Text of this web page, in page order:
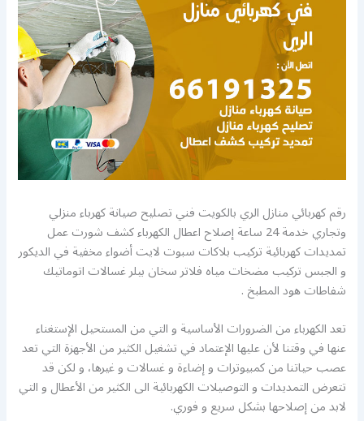
رقم كهربائي منازل الري بالكويت فني تصليح صيانة كهرباء منزلي
وتجاري خدمة 24 ساعة إصلاح اعطال الكهرباء كشف شورت عمل
تمديدات كهربائية تركيب بلاكات سبوت لايت أضواء مخفية في الديكور
و الجبس تركيب مضخات مياه فلاتر سخان بيلر غسالات اتوماتيك
شفاطات هود المطبخ .
تعد الكهرباء من الضرورات الأساسية و التي من المستحيل الإستغناء
عنها في وقتنا لأن عليها الإعتماد في تشغيل الكثير من الأجهزة التي تعد
عصب حياتنا من كمبيوترات و إضاءة و غسالات و غيرها، و لكن قد
تتعرض التمديدات و التوصيلات الكهربائية الى الكثير من الأعطال و التي
لابد من إصلاحها بشكل سريع و فوري.